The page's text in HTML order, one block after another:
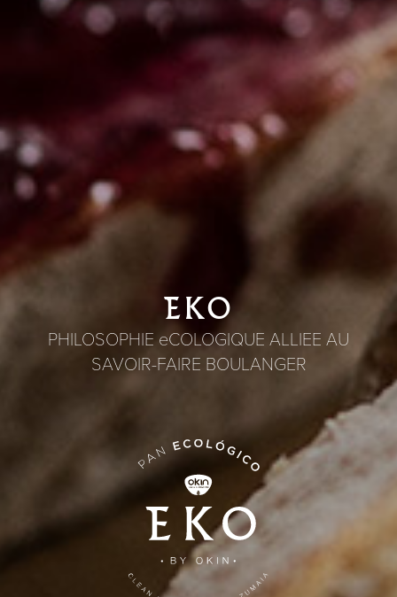
EKO
PHILOSOPHIE eCOLOGIQUE ALLIEE AU
SAVOIR-FAIRE BOULANGER